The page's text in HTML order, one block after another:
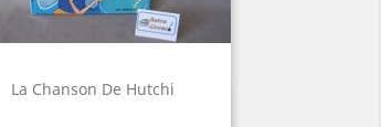
La Chanson De Hutchi